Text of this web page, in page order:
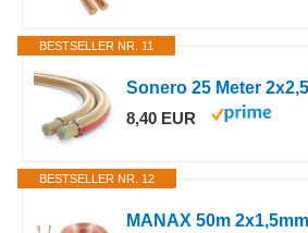
BESTSELLER NR. 11
8,40 EUR
BESTSELLER NR. 12